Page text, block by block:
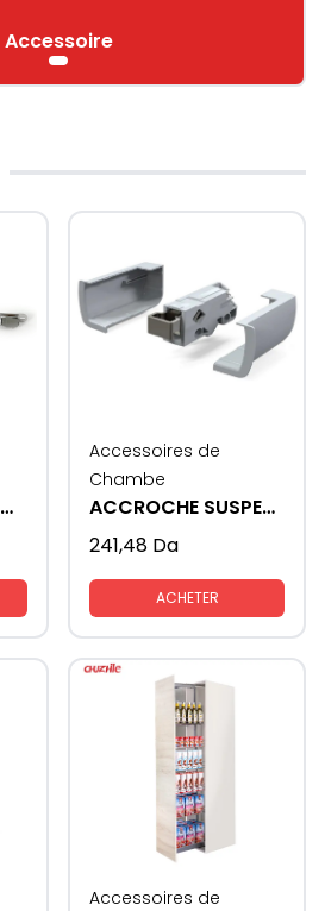
Accessoire
Gaz à ressort AMORTISSEUR
Accessoires de
Chambe
ACCROCHE SUSPENSION ELEMENT MEUBLE
241,48 Da
ACHETER
Accessoires de